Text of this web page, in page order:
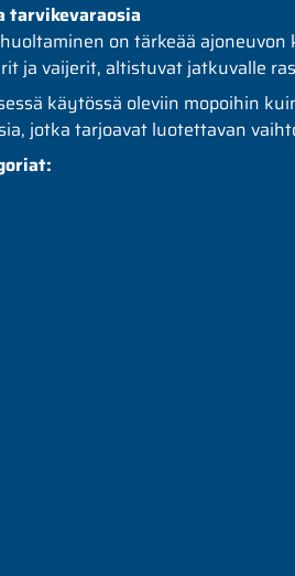
tarvikevaraosia
on tärkeää
ja vaijerit, altistuvat jatkuvalle
käytössä oleviin mopoihin
jotka tarjoavat luotettavan